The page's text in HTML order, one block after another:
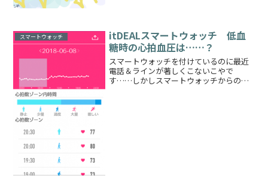
スマートウォッチ
itDEALスマートウォッチ 低血
糖時の心拍血圧は……？
スマートウォッチを付けているのに最近
電話＆ラインが著しくこないこやで
す……しかしスマートウォッチからの通